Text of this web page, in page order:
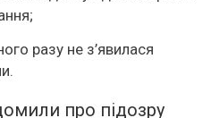
разу не з’явилася
про підозру